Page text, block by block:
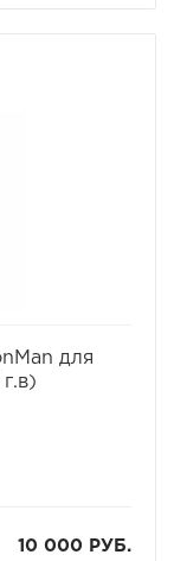
для
10 000 РУБ.